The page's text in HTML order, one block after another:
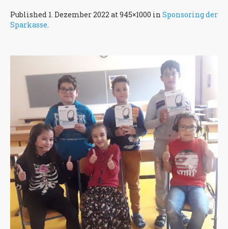
Published 1. Dezember 2022 at 945×1000 in Sponsoring der
Sparkasse.